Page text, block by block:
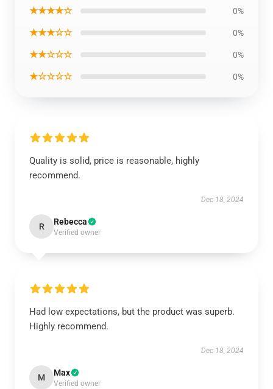
★★★★☆ 0%
★★★☆☆ 0%
★★☆☆☆ 0%
★☆☆☆☆ 0%
Quality is solid, price is reasonable, highly
recommend.
Dec 18, 2024
R Rebecca
Verified owner
Had low expectations, but the product was superb.
Highly recommend.
Dec 18, 2024
M Max
Verified owner